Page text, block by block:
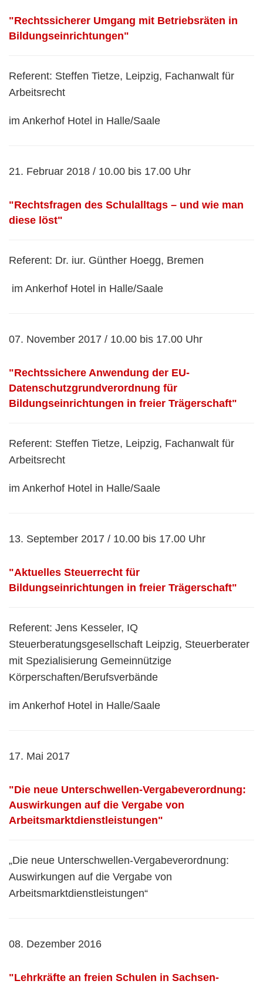
"Rechtssicherer Umgang mit Betriebsräten in
Bildungseinrichtungen"
Referent: Steffen Tietze, Leipzig, Fachanwalt für
Arbeitsrecht
im Ankerhof Hotel in Halle/Saale
21. Februar 2018 / 10.00 bis 17.00 Uhr
"Rechtsfragen des Schulalltags – und wie man
diese löst"
Referent: Dr. iur. Günther Hoegg, Bremen
im Ankerhof Hotel in Halle/Saale
07. November 2017 / 10.00 bis 17.00 Uhr
"Rechtssichere Anwendung der EU-
Datenschutzgrundverordnung für
Bildungseinrichtungen in freier Trägerschaft"
Referent: Steffen Tietze, Leipzig, Fachanwalt für
Arbeitsrecht
im Ankerhof Hotel in Halle/Saale
13. September 2017 / 10.00 bis 17.00 Uhr
"Aktuelles Steuerrecht für
Bildungseinrichtungen in freier Trägerschaft"
Referent: Jens Kesseler, IQ
Steuerberatungsgesellschaft Leipzig, Steuerberater
mit Spezialisierung Gemeinnützige
Körperschaften/Berufsverbände
im Ankerhof Hotel in Halle/Saale
17. Mai 2017
"Die neue Unterschwellen-Vergabeverordnung:
Auswirkungen auf die Vergabe von
Arbeitsmarktdienstleistungen"
„Die neue Unterschwellen-Vergabeverordnung:
Auswirkungen auf die Vergabe von
Arbeitsmarktdienstleistungen“
08. Dezember 2016
"Lehrkräfte an freien Schulen in Sachsen-